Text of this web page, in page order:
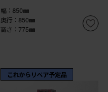
幅：850㎜
奥行：850㎜
高さ：775㎜
これからリペア予定品